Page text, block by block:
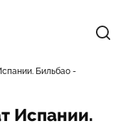
Бильбао -
Испании.